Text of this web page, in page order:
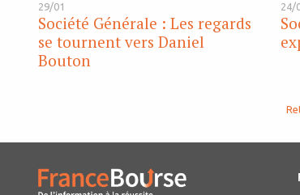
29/01
Société Générale : Les regards
se tournent vers Daniel
Bouton
24/